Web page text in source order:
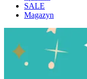
SALE
Magazyn